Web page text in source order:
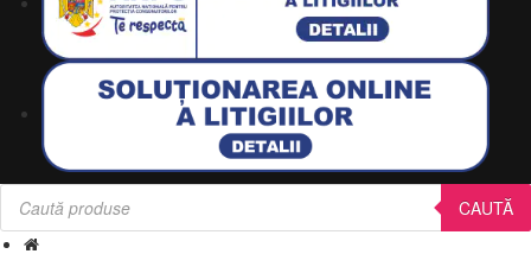
Products
search CAUTĂ